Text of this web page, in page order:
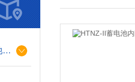
蓄电池测试仪|蓄电池充放电测试仪